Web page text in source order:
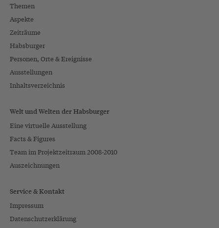
Themen
Aspekte
Zeiträume
Habsburger
Personen, Orte & Ereignisse
Ausstellungen
Inhaltsverzeichnis
Welt und Welten der Habsburger
Eine virtuelle Ausstellung
Facts & Figures
Team im Projektzeitraum 2008-2010
Auszeichnungen
Service & Kontakt
Impressum
Datenschutzerklärung